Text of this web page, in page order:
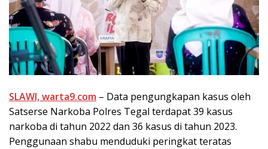
SLAWI, warta9.com – Data pengungkapan kasus oleh
Satserse Narkoba Polres Tegal terdapat 39 kasus
narkoba di tahun 2022 dan 36 kasus di tahun 2023.
Penggunaan shabu menduduki peringkat teratas